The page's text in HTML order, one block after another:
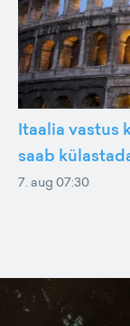
Itaalia vastus
saab
7. aug 07:30